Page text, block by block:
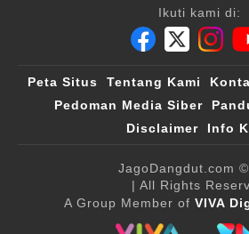
Ikuti kami di:
Peta Situs Tentang Kami
Pedoman Media Siber
Disclaimer
Info
JagoDangdut.com
| All Rights
A Group Member of VIVA